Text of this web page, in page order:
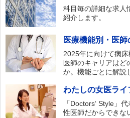
科目毎の詳細な求人
紹介します。
医療機能別・医
2025年に向けて病床
医師のキャリアはど
か。機能ごとに解説
わたしの女医ライ
「Doctors‘ Style」
性医師だからできな